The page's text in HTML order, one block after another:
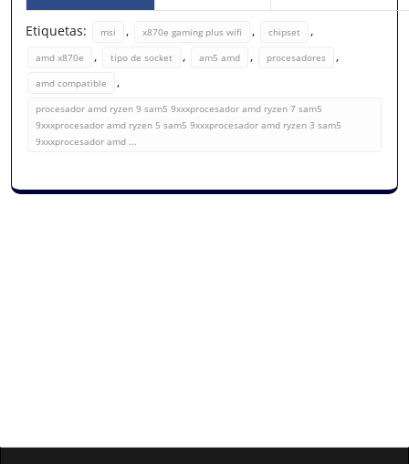
Etiquetas: msi , x870e gaming plus wifi , chipset ,
amd x870e , tipo de socket , am5 amd , procesadores ,
amd compatible ,
procesador amd ryzen 9 sam5 9xxxprocesador amd ryzen 7 sam5
9xxxprocesador amd ryzen 5 sam5 9xxxprocesador amd ryzen 3 sam5
9xxxprocesador amd ...